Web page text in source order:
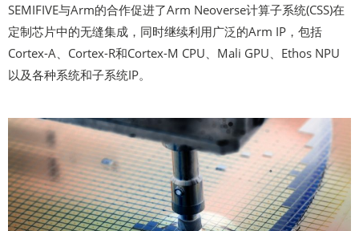
SEMIFIVE与Arm的合作促进了Arm Neoverse计算子系统(CSS)在
定制芯片中的无缝集成，同时继续利用广泛的Arm IP，包括
Cortex-A、Cortex-R和Cortex-M CPU、Mali GPU、Ethos NPU
以及各种系统和子系统IP。